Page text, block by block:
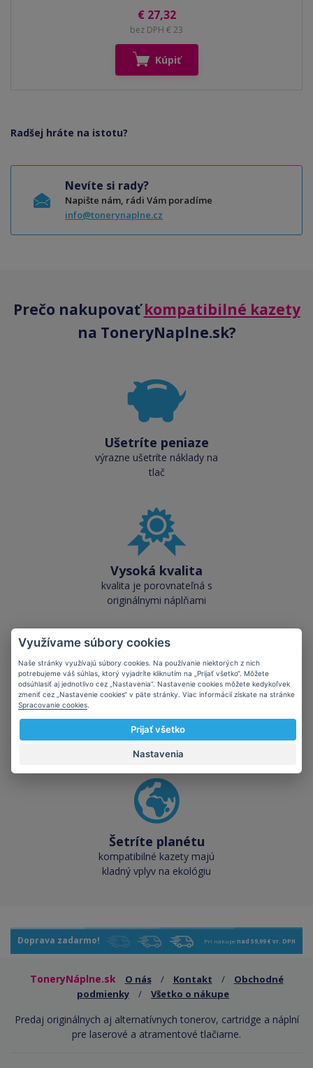
€ 27,32
bez DPH € 23
Kúpiť
Radšej hráte na istotu?
Nevíte si rady?
Napište nám, rádi Vám poradíme
info@tonerynaplne.cz
Prečo nakupovaťkompatibilné kazety
na ToneryNaplne.sk?
Ušetríte peniaze
výrazne ušetríte náklady na
tlač
Vysoká kvalita
kvalita je porovnateľná s
originálnymi náplňami
Skladom takmer
cez 50 000 skladových
zásob pre okamžitý odber
Šetríte planétu
kompatibilné kazety majú
kladný vplyv na ekológiu
Doprava zadarmo! Pri nákupe nad 59,99 € vr. DPH
ToneryNáplne.sk O nás / Kontakt /
Obchodné
podmienky
/ Všetko o nákupe
Predaj originálnych aj alternatívnych tonerov, cartridge a náplní
pre laserové a atramentové tlačiarne.
Využívame súbory cookies
Naše stránky využívajú súbory cookies. Na používanie niektorých z nich
potrebujeme váš súhlas, ktorý vyjadríte kliknutím na „Prijať všetko“. Môžete
odsúhlasiť aj jednotlivo cez „Nastavenia“. Nastavenie cookies môžete kedykoľvek
zmeniť cez „Nastavenie cookies“ v päte stránky. Viac informácií získate na stránke
Spracovanie cookies
Prijať všetko
Nastavenia